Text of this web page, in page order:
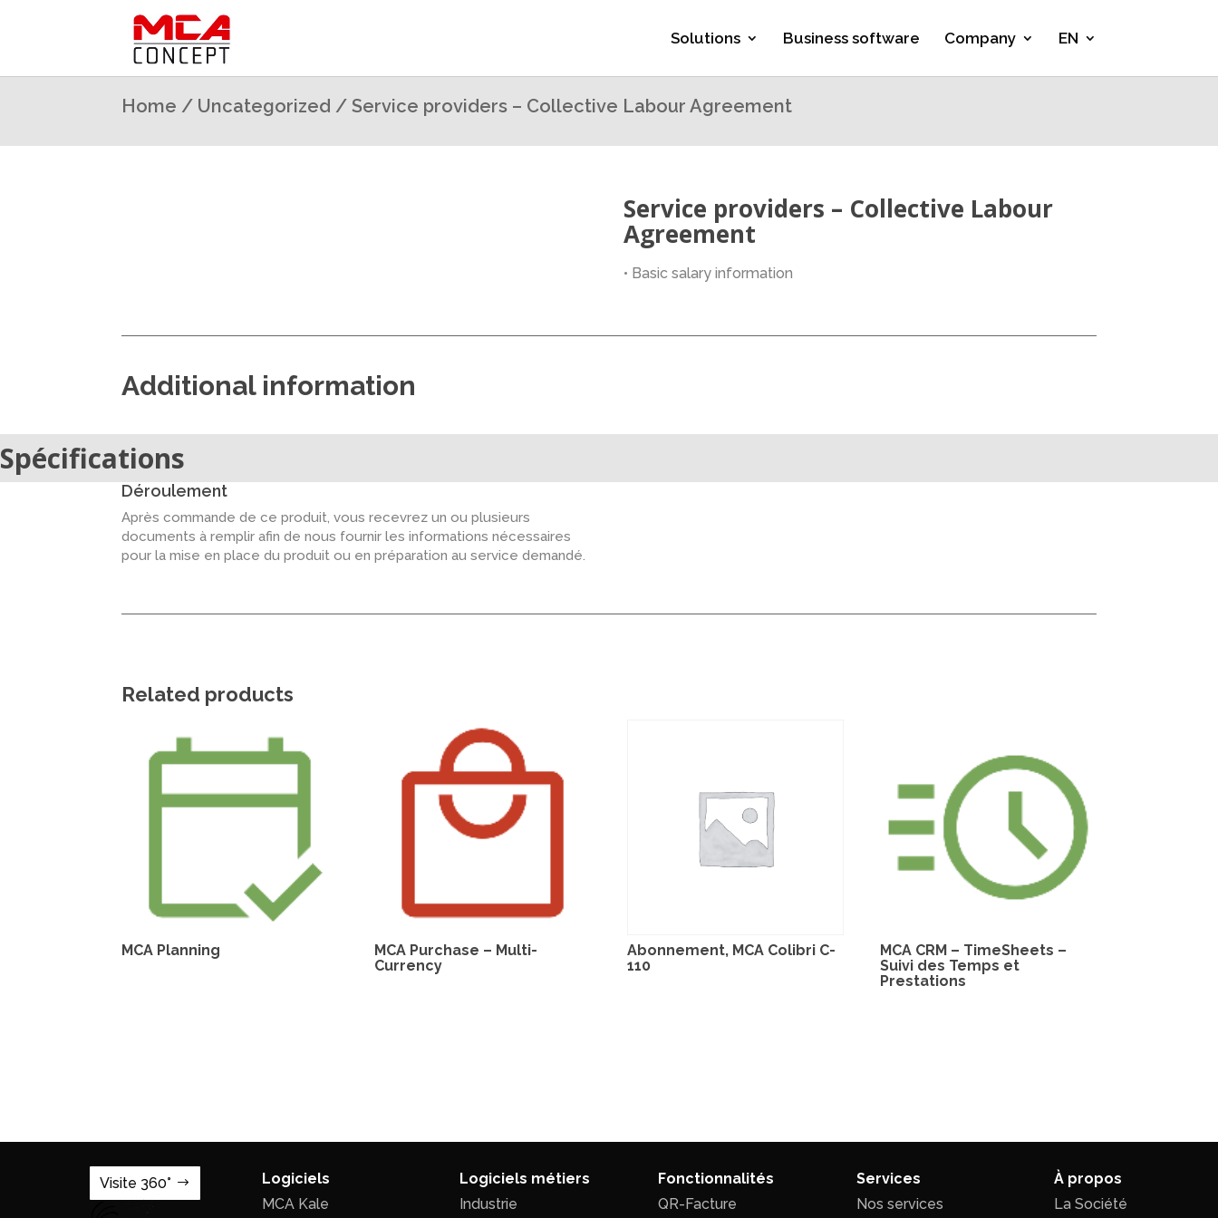
Solutions Business software Company EN
Home / Uncategorized / Service providers – Collective Labour Agreement
Service providers – Collective Labour
Agreement
• Basic salary information
Additional information
Spécifications
Déroulement
Après commande de ce produit, vous recevrez un ou plusieurs
documents à remplir afin de nous fournir les informations nécessaires
pour la mise en place du produit ou en préparation au service demandé.
Related products
MCA Planning
MCA Purchase – Multi-
Currency
Abonnement, MCA Colibri C-
110
MCA CRM – TimeSheets –
Suivi des Temps et
Prestations
Visite 360°
Logiciels
MCA Kale
Logiciels métiers
Industrie
Fonctionnalités
QR-Facture
Services
Nos services
À propos
La Société